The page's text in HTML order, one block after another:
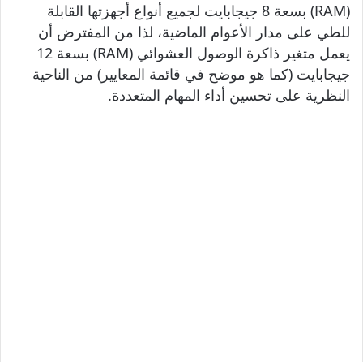
(RAM) بسعة 8 جيجابايت لجميع أنواع أجهزتها القابلة
للطي على مدار الأعوام الماضية، لذا من المفترض أن
يعمل متغير ذاكرة الوصول العشوائي (RAM) بسعة 12
جيجابايت (كما هو موضح في قائمة المعايير) من الناحية
النظرية على تحسين أداء المهام المتعددة.